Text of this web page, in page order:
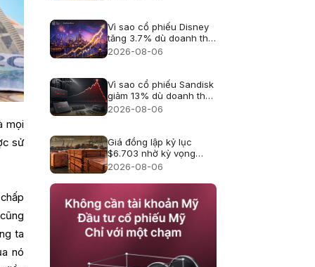
mọi
sử
ta
nó
Vì sao cổ phiếu Disney
tăng 3.7% dù doanh thu
hụt kỳ vọng?
2026-08-06
Vì sao cổ phiếu Sandisk
giảm 13% dù doanh thu
kỷ lục?
2026-08-06
Giá đồng lập kỷ lục
$6.703 nhờ kỳ vọng
thuế quan
2026-08-06